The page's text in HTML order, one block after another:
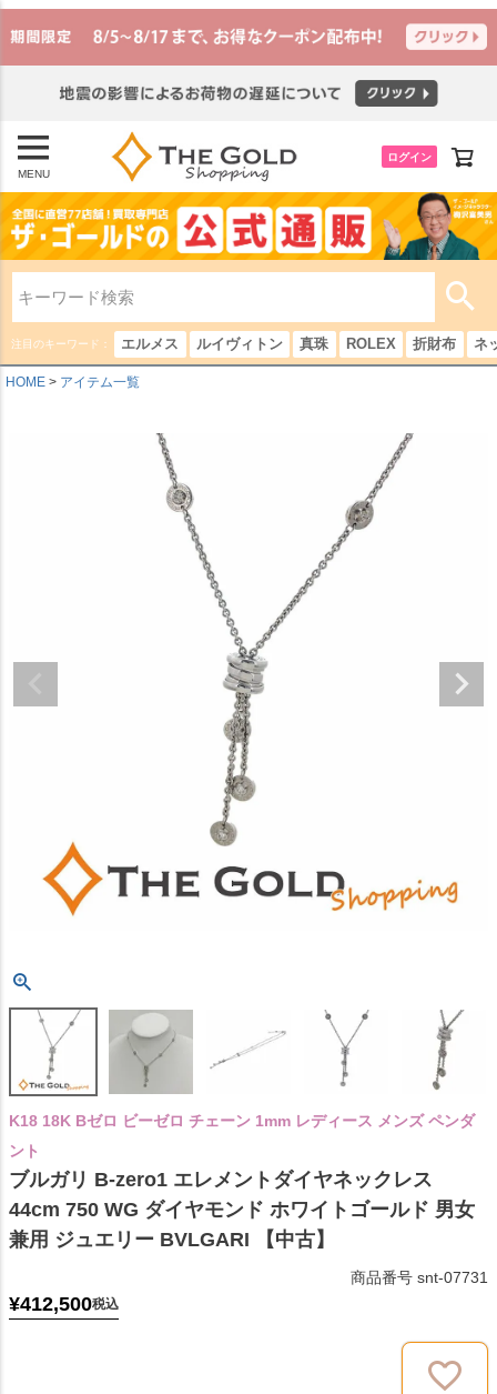
MENU
ログイン
注目のキーワード： エルメス ルイヴィトン 真珠 ROLEX 折財布 ネ
HOME アイテム一覧
K18 18K Bゼロ ビーゼロ チェーン 1mm レディース メンズ ペンダ
ント
ブルガリ B-zero1 エレメントダイヤネックレス
44cm 750 WG ダイヤモンド ホワイトゴールド 男女
兼用 ジュエリー BVLGARI 【中古】
商品番号 snt-07731
¥412,500税込